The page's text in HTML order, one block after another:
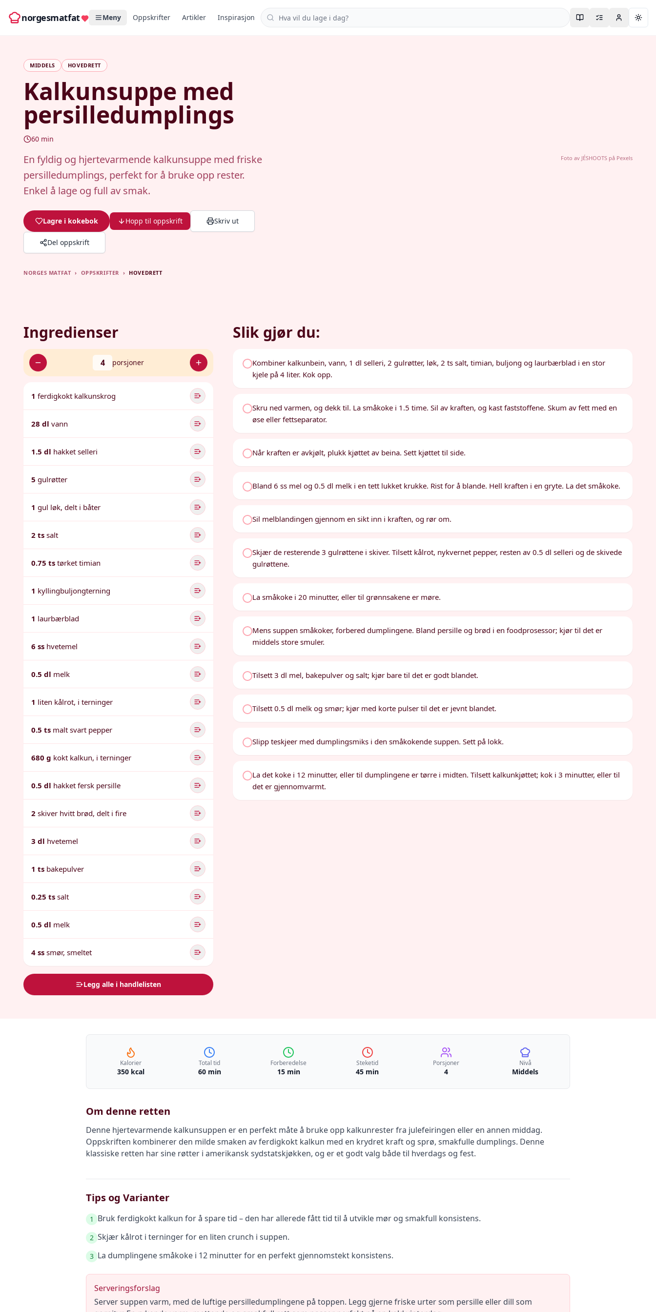
norgesmatfat Meny Oppskrifter Artikler Inspirasjon Søk i oppskrifter
MIDDELS HOVEDRETT
Kalkunsuppe med
persilledumplings
60 min
En fyldig og hjertevarmende kalkunsuppe med friske
persilledumplings, perfekt for å bruke opp rester.
Enkel å lage og full av smak.
Lagre i kokebok Hopp til oppskrift Skriv ut
Del oppskrift
Foto av JÉSHOOTSpå Pexels
NORGES MATFAT › OPPSKRIFTER › HOVEDRETT
Ingredienser
4 porsjoner
1 ferdigkokt kalkunskrog
28 dl vann
1.5 dl hakket selleri
5 gulrøtter
1 gul løk, delt i båter
2 ts salt
0.75 ts tørket timian
1 kyllingbuljongterning
1 laurbærblad
6 ss hvetemel
0.5 dl melk
1 liten kålrot, i terninger
0.5 ts malt svart pepper
680 g kokt kalkun, i terninger
0.5 dl hakket fersk persille
2 skiver hvitt brød, delt i fire
3 dl hvetemel
1 ts bakepulver
0.25 ts salt
0.5 dl melk
4 ss smør, smeltet
Legg alle i handlelisten
Slik gjør du:
Kombiner kalkunbein, vann, 1 dl selleri, 2 gulrøtter, løk, 2 ts salt, timian, buljong og laurbærblad i en stor
kjele på 4 liter. Kok opp.
Skru ned varmen, og dekk til. La småkoke i 1.5 time. Sil av kraften, og kast faststoffene. Skum av fett med en
øse eller fettseparator.
Når kraften er avkjølt, plukk kjøttet av beina. Sett kjøttet til side.
Bland 6 ss mel og 0.5 dl melk i en tett lukket krukke. Rist for å blande. Hell kraften i en gryte. La det småkoke.
Sil melblandingen gjennom en sikt inn i kraften, og rør om.
Skjær de resterende 3 gulrøttene i skiver. Tilsett kålrot, nykvernet pepper, resten av 0.5 dl selleri og de skivede
gulrøttene.
La småkoke i 20 minutter, eller til grønnsakene er møre.
Mens suppen småkoker, forbered dumplingene. Bland persille og brød i en foodprosessor; kjør til det er
middels store smuler.
Tilsett 3 dl mel, bakepulver og salt; kjør bare til det er godt blandet.
Tilsett 0.5 dl melk og smør; kjør med korte pulser til det er jevnt blandet.
Slipp teskjeer med dumplingsmiks i den småkokende suppen. Sett på lokk.
La det koke i 12 minutter, eller til dumplingene er tørre i midten. Tilsett kalkunkjøttet; kok i 3 minutter, eller til
det er gjennomvarmt.
Kalorier
350 kcal
Total tid
60 min
Forberedelse
15 min
Steketid
45 min
Porsjoner
4
Nivå
Middels
Om denne retten
Denne hjertevarmende kalkunsuppen er en perfekt måte å bruke opp kalkunrester fra julefeiringen eller en annen middag.
Oppskriften kombinerer den milde smaken av ferdigkokt kalkun med en krydret kraft og sprø, smakfulle dumplings. Denne
klassiske retten har sine røtter i amerikansk sydstatskjøkken, og er et godt valg både til hverdags og fest.
Tips og Varianter
1 Bruk ferdigkokt kalkun for å spare tid – den har allerede fått tid til å utvikle mør og smakfull konsistens.
2 Skjær kålrot i terninger for en liten crunch i suppen.
3 La dumplingene småkoke i 12 minutter for en perfekt gjennomstekt konsistens.
Serveringsforslag
Server suppen varm, med de luftige persilledumplingene på toppen. Legg gjerne friske urter som persille eller dill som